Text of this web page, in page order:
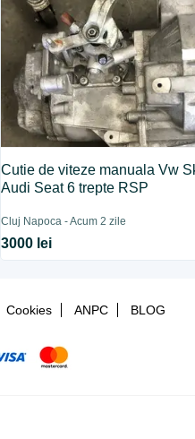
Cutie de viteze manuala Vw
Audi Seat 6 trepte RSP
Cluj Napoca - Acum 2 zile
3000 lei
Cookies ANPC BLOG